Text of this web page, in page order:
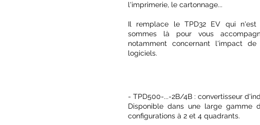
l'imprimerie, le cartonnage...
Il remplace le TPD32 EV qui n'est
sommes là pour vous
notamment concernant l'impact
logiciels.
- TPD500-...-2B/4B : convertisseur
Disponible dans une large gamme
configurations à 2 et 4 quadrants.